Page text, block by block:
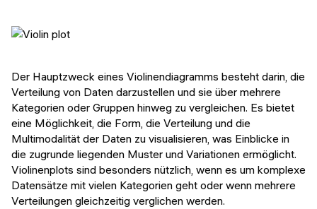
Der Hauptzweck eines Violinendiagramms besteht darin, die
Verteilung von Daten darzustellen und sie über mehrere
Kategorien oder Gruppen hinweg zu vergleichen. Es bietet
eine Möglichkeit, die Form, die Verteilung und die
Multimodalität der Daten zu visualisieren, was Einblicke in
die zugrunde liegenden Muster und Variationen ermöglicht.
Violinenplots sind besonders nützlich, wenn es um komplexe
Datensätze mit vielen Kategorien geht oder wenn mehrere
Verteilungen gleichzeitig verglichen werden.